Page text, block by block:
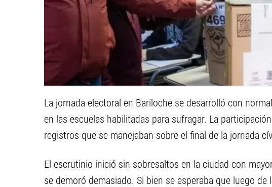
La jornada electoral en Bariloche se desarrolló con
en las escuelas habilitadas para sufragar. La
registros que se manejaban sobre el final de la jornada
El escrutinio inició sin sobresaltos en la ciudad con
se demoró demasiado. Si bien se esperaba que luego